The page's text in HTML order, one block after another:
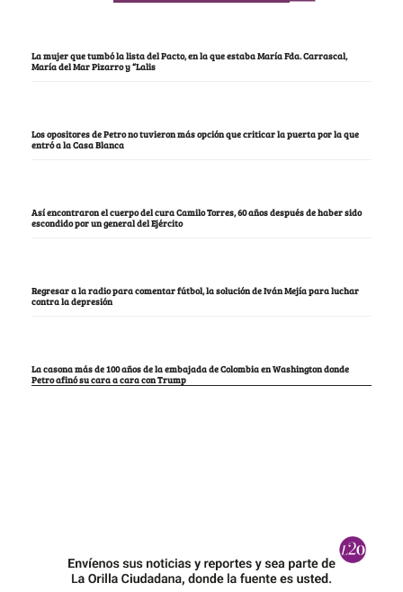
La mujer que tumbó la lista del Pacto, en la que estaba María Fda. Carrascal,
María del Mar Pizarro y “Lalis
Los opositores de Petro no tuvieron más opción que criticar la puerta por la que
entró a la Casa Blanca
Así encontraron el cuerpo del cura Camilo Torres, 60 años después de haber sido
escondido por un general del Ejército
Regresar a la radio para comentar fútbol, la solución de Iván Mejía para luchar
contra la depresión
La casona más de 100 años de la embajada de Colombia en Washington donde
Petro afinó su cara a cara con Trump